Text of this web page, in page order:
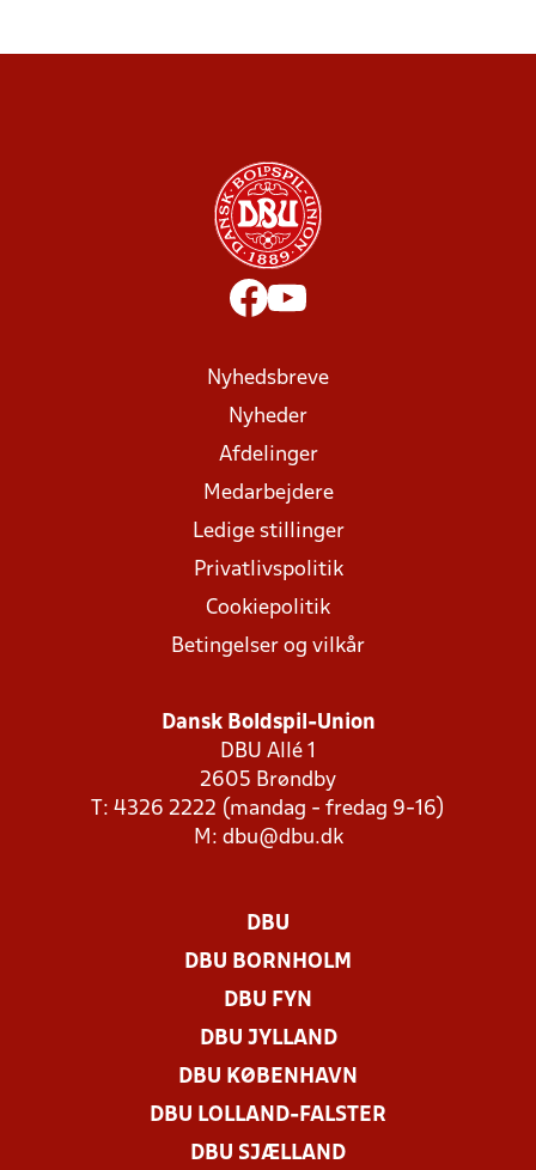
Nyhedsbreve
Nyheder
Afdelinger
Medarbejdere
Ledige stillinger
Privatlivspolitik
Cookiepolitik
Betingelser og vilkår
Dansk Boldspil-Union
DBU Allé 1
2605 Brøndby
T: 4326 2222 (mandag - fredag 9-16)
M: dbu@dbu.dk
DBU
DBU BORNHOLM
DBU FYN
DBU JYLLAND
DBU KØBENHAVN
DBU LOLLAND-FALSTER
DBU SJÆLLAND